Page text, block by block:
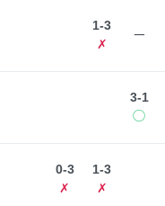
1-3
✗
ー
3-1
◯
0-3
✗
1-3
✗